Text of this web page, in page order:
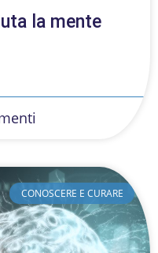
la mente
CONOSCERE E CURARE